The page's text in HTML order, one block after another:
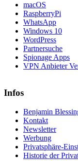
macOS
RaspberryPi
WhatsApp
Windows 10
WordPress
Partnersuche
Spionage Apps
VPN Anbieter
Infos
Benjamin
Kontakt
Newsletter
Werbung
Privatsphäre-
Historie der